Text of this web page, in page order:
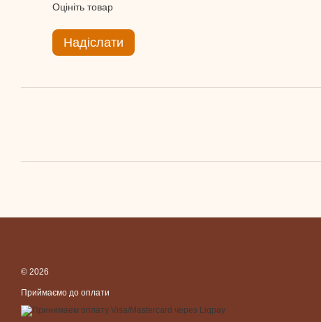
Оцініть товар
Надіслати
© 2026
Приймаємо до оплати